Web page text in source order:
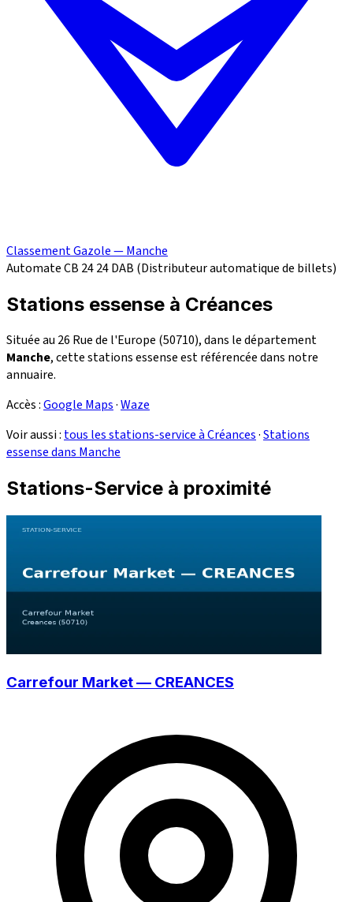
Classement Gazole — Manche
Automate CB 2424DAB (Distributeur automatique de billets)
Stations essense à Créances
Située au 26 Rue de l'Europe (50710), dans le département
Manche, cette stations essense est référencée dans notre
annuaire.
Accès :Google Maps·Waze
Voir aussi : tous les stations-service à Créances·Stations
essense dans Manche
Stations-Service à proximité
Carrefour Market — CREANCES